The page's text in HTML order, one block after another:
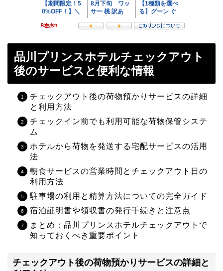
品川プリンスホテルチェックアウト
後のサービスと便利な情報
チェックアウト後の荷物預かりサービスの詳細
と利用方法
チェックイン前でも利用可能な荷物保管システ
ム
ホテルから荷物を発送する宅配サービスの活用
法
朝食サービスの営業時間とチェックアウト日の
利用方法
駐車場の利用と精算方法についての完全ガイド
宿泊証明書や領収書の発行手続きと注意点
まとめ：品川プリンスホテルチェックアウトで
知っておくべき重要ポイント
チェックアウト後の荷物預かりサービスの詳細と